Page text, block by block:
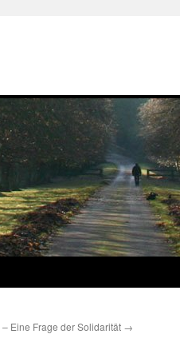
Eine Frage der Solidarität →